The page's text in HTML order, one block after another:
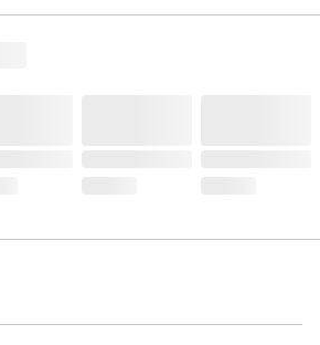
リエチレン、ポロプロピレン、その他